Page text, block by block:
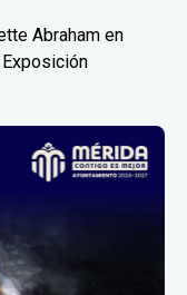
Abraham en